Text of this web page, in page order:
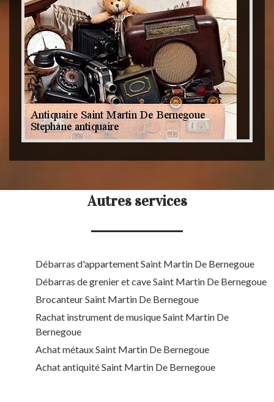
Autres services
Débarras d'appartement Saint Martin De Bernegoue
Débarras de grenier et cave Saint Martin De Bernegoue
Brocanteur Saint Martin De Bernegoue
Rachat instrument de musique Saint Martin De
Bernegoue
Achat métaux Saint Martin De Bernegoue
Achat antiquité Saint Martin De Bernegoue